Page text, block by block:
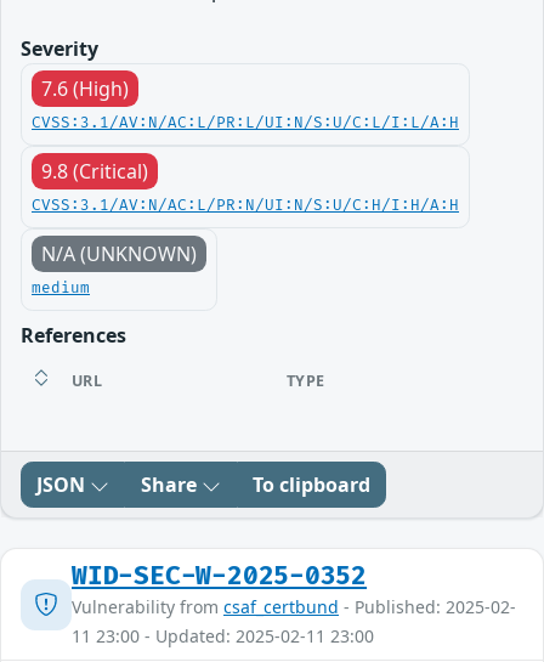
Severity
7.6 (High)
CVSS:3.1/AV:N/AC:L/PR:L/UI:N/S:U/C:L/I:L/A:H
9.8 (Critical)
CVSS:3.1/AV:N/AC:L/PR:N/UI:N/S:U/C:H/I:H/A:H
N/A (UNKNOWN)
medium
References
URL TYPE
JSON Share To clipboard
WID-SEC-W-2025-0352
Vulnerability from csaf_certbund - Published: 2025-02-
11 23:00 - Updated: 2025-02-11 23:00